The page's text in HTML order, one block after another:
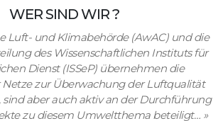
WER SIND WIR ?
Luft- und Klimabehörde (AwAC) und die
des Wissenschaftlichen Instituts für
Dienst (ISSeP) übernehmen die
Netze zur Überwachung der Luftqualität
sind aber auch aktiv an der Durchführung
zu diesem Umweltthema beteiligt… »